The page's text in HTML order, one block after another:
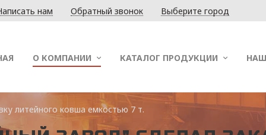
нам Обратный звонок Выберите город
О КОМПАНИИ КАТАЛОГ ПРОДУКЦИИ
литейного ковша емкостью 7 т.